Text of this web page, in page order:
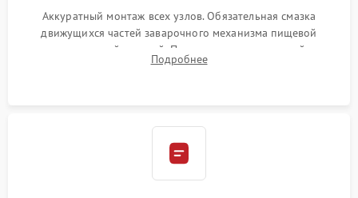
Аккуратный монтаж всех узлов. Обязательная смазка
движущихся частей заварочного механизма пищевой
силиконовой смазкой. Проведение программной
декальцинации и очистки системы от кофейных масел.
Подробнее